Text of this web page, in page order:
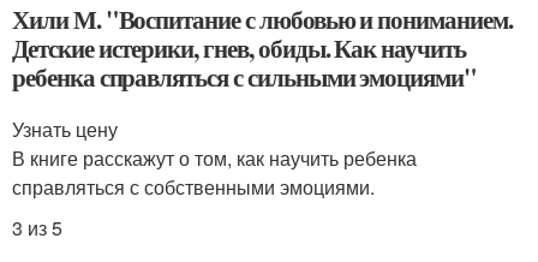
Хили М. "Воспитание с любовью и пониманием.
Детские истерики, гнев, обиды. Как научить
ребенка справляться с сильными эмоциями"
Узнать цену
В книге расскажут о том, как научить ребенка
справляться с собственными эмоциями.
3 из 5